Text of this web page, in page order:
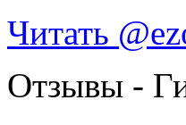
Читать
Отзывы -